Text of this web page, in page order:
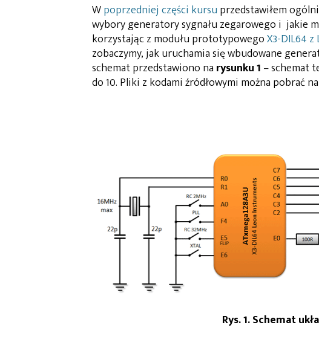
Wpoprzedniej części kursu przedstawiłem
wybory generatory sygnału zegarowego i jakie
korzystając z modułu prototypowegoX3-DIL64
zobaczymy, jak uruchamia się wbudowane
schemat przedstawiono na rysunku 1 – schemat
do 10. Pliki z kodami źródłowymi można pobrać
Rys. 1. Schemat